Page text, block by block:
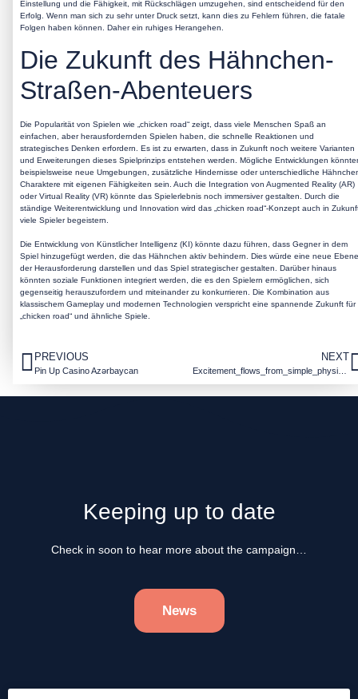
Einstellung und die Fähigkeit, mit Rückschlägen umzugehen, sind entscheidend für den
Erfolg. Wenn man sich zu sehr unter Druck setzt, kann dies zu Fehlern führen, die fatale
Folgen haben können. Daher ein ruhiges Herangehen.
Die Zukunft des Hähnchen-
Straßen-Abenteuers
Die Popularität von Spielen wie „chicken road“ zeigt, dass viele Menschen Spaß an
einfachen, aber herausfordernden Spielen haben, die schnelle Reaktionen und
strategisches Denken erfordern. Es ist zu erwarten, dass in Zukunft noch weitere Varianten
und Erweiterungen dieses Spielprinzips entstehen werden. Mögliche Entwicklungen
beispielsweise neue Umgebungen, zusätzliche Hindernisse oder unterschiedliche
Charaktere mit eigenen Fähigkeiten sein. Auch die Integration von Augmented Reality (AR)
oder Virtual Reality (VR) könnte das Spielerlebnis noch immersiver gestalten. Durch die
ständige Weiterentwicklung und Innovation wird das „chicken road“-Konzept auch in
viele Spieler begeistern.
Die Entwicklung von Künstlicher Intelligenz (KI) könnte dazu führen, dass Gegner in dem
Spiel hinzugefügt werden, die das Hähnchen aktiv behindern. Dies würde eine neue Ebene
der Herausforderung darstellen und das Spiel strategischer gestalten. Darüber hinaus
könnten soziale Funktionen integriert werden, die es den Spielern ermöglichen, sich
gegenseitig herauszufordern und miteinander zu konkurrieren. Die Kombination aus
klassischem Gameplay und modernen Technologien verspricht eine spannende Zukunft für
„chicken road“ und ähnliche Spiele.
PREVIOUS
Pin Up Casino Azərbaycan
NEXT
Excitement_flows_from_simple_physics_to_complex_wins_with_the_plinko_game_experi-7631055
Keeping up to date
Check in soon to hear more about the campaign…
News